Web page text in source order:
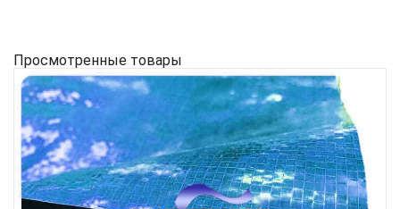
Просмотренные товары